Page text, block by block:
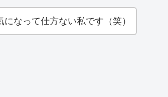
になって仕方ない私です（笑）